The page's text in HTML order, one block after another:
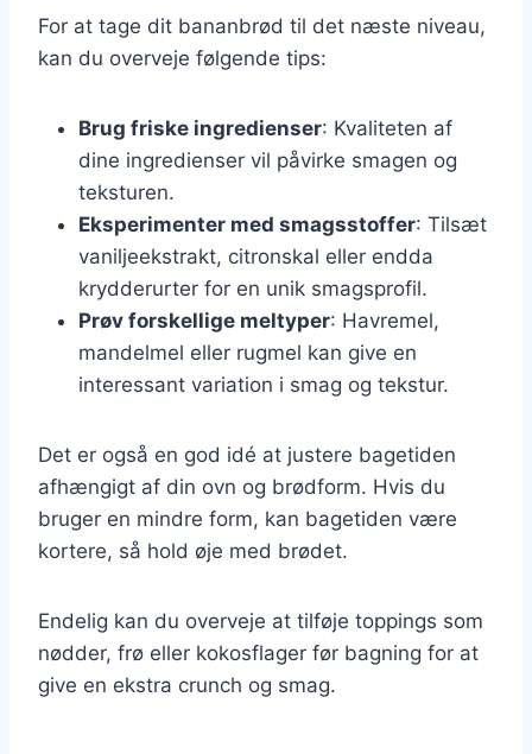
For at tage dit bananbrød til det næste niveau,
kan du overveje følgende tips:
Brug friske ingredienser: Kvaliteten af
dine ingredienser vil påvirke smagen og
teksturen.
Eksperimenter med smagsstoffer: Tilsæt
vaniljeekstrakt, citronskal eller endda
krydderurter for en unik smagsprofil.
Prøv forskellige meltyper: Havremel,
mandelmel eller rugmel kan give en
interessant variation i smag og tekstur.
Det er også en god idé at justere bagetiden
afhængigt af din ovn og brødform. Hvis du
bruger en mindre form, kan bagetiden være
kortere, så hold øje med brødet.
Endelig kan du overveje at tilføje toppings som
nødder, frø eller kokosflager før bagning for at
give en ekstra crunch og smag.